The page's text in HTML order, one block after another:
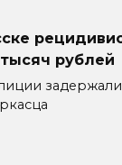
рублей